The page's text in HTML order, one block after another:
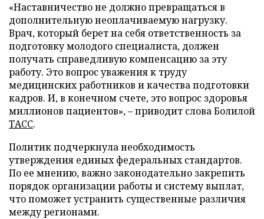
«Наставничество не должно превращаться в
дополнительную неоплачиваемую нагрузку.
Врач, который берет на себя ответственность за
подготовку молодого специалиста, должен
получать справедливую компенсацию за эту
работу. Это вопрос уважения к труду
медицинских работников и качества подготовки
кадров. И, в конечном счете, это вопрос здоровья
миллионов пациентов», – приводит слова Болилой
ТАСС.
Политик подчеркнула необходимость
утверждения единых федеральных стандартов.
По ее мнению, важно законодательно закрепить
порядок организации работы и систему выплат,
что поможет устранить существенные различия
между регионами.